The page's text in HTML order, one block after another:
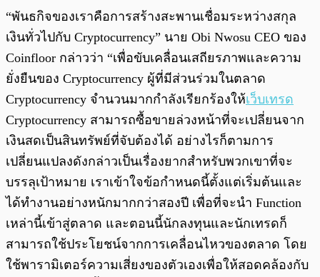
“พันธกิจของเราคือการสร้างสะพานเชื่อมระหว่างสกุล
เงินทั่วไปกับ Cryptocurrency” นาย Obi Nwosu CEO ของ
Coinfloor กล่าวว่า “เพื่อขับเคลื่อนเสถียรภาพและความ
ยั่งยืนของ Cryptocurrency ผู้ที่มีส่วนร่วมในตลาด
Cryptocurrency จำนวนมากกำลังเรียกร้องให้เว็บเทรด
Cryptocurrency สามารถซื้อขายล่วงหน้าที่จะเปลี่ยนจาก
เงินสดเป็นสินทรัพย์ที่จับต้องได้ อย่างไรก็ตามการ
เปลี่ยนแปลงดังกล่าวเป็นเรื่องยากสำหรับพวกเขาที่จะ
บรรลุเป้าหมาย เราเข้าใจข้อกำหนดนี้ตั้งแต่เริ่มต้นและ
ได้ทำงานอย่างหนักมากกว่าสองปี เพื่อที่จะนำ Function
เหล่านี้เข้าสู่ตลาด และตอนนี้นักลงทุนและนักเทรดก็
สามารถใช้ประโยชน์จากการเคลื่อนไหวของตลาด โดย
ใช้พารามิเตอร์ความเสี่ยงของตัวเองเพื่อให้สอดคล้องกับ